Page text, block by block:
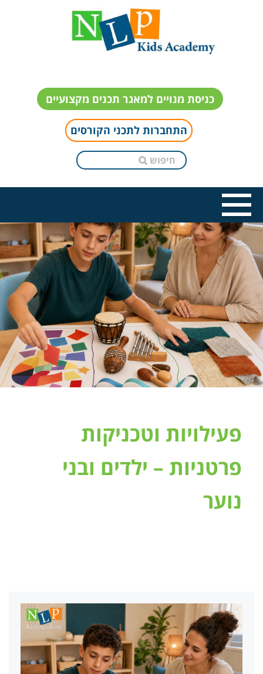
כניסת מנויים למאגר תכנים מקצועיים
התחברות לתכני הקורסים
פעילויות וטכניקות
פרטניות – ילדים ובני
נוער